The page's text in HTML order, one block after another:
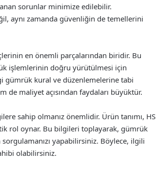
sorunlar minimize edilebilir.
aynı zamanda güvenliğin de temellerini
en önemli parçalarından biridir. Bu
işlemlerinin doğru yürütülmesi için
gümrük kural ve düzenlemelerine tabi
maliyet açısından faydaları büyüktür.
sahip olmanız önemlidir. Ürün tanımı, HS
rol oynar. Bu bilgileri toplayarak, gümrük
yapabilirsiniz. Böylece, ilgili
olabilirsiniz.